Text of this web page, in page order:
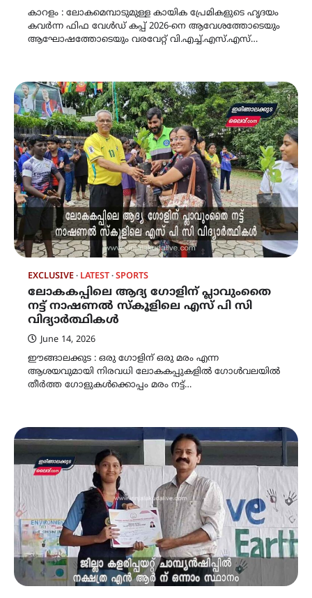
കാറളം : ലോകമെമ്പാടുമുള്ള കായിക പ്രേമികളുടെ ഹൃദയം
കവർന്ന ഫിഫ വേൾഡ് കപ്പ് 2026-നെ ആവേശത്തോടെയും
ആഘോഷത്തോടെയും വരവേറ്റ് വി.എച്ച്.എസ്.എസ്…
EXCLUSIVE LATEST SPORTS
ലോകകപ്പിലെ ആദ്യ ഗോളിന് പ്ലാവുംതൈ
നട്ട് നാഷണൽ സ്കൂളിലെ എസ് പി സി
വിദ്യാർത്ഥികൾ
June 14, 2026
ഈങ്ങാലക്കുട : ഒരു ഗോളിന് ഒരു മരം എന്ന
ആശയവുമായി നിരവധി ലോകകപ്പുകളിൽ ഗോൾവലയിൽ
തീർത്ത ഗോളുകൾക്കൊപ്പം മരം നട്ട്…